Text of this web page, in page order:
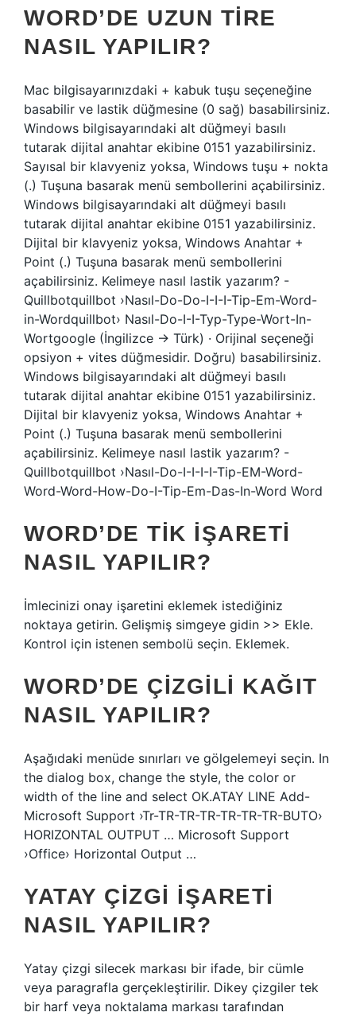
WORD’DE UZUN TIRE
NASIL YAPILIR?
Mac bilgisayarınızdaki + kabuk tuşu seçeneğine
basabilir ve lastik düğmesine (0 sağ) basabilirsiniz.
Windows bilgisayarındaki alt düğmeyi basılı
tutarak dijital anahtar ekibine 0151 yazabilirsiniz.
Sayısal bir klavyeniz yoksa, Windows tuşu + nokta
(.) Tuşuna basarak menü sembollerini açabilirsiniz.
Windows bilgisayarındaki alt düğmeyi basılı
tutarak dijital anahtar ekibine 0151 yazabilirsiniz.
Dijital bir klavyeniz yoksa, Windows Anahtar +
Point (.) Tuşuna basarak menü sembollerini
açabilirsiniz. Kelimeye nasıl lastik yazarım? -
Quillbotquillbot ›Nasıl-Do-Do-I-I-I-Tip-Em-Word-
in-Wordquillbot› Nasıl-Do-I-I-Typ-Type-Wort-In-
Wortgoogle (İngilizce → Türk) · Orijinal seçeneği
opsiyon + vites düğmesidir. Doğru) basabilirsiniz.
Windows bilgisayarındaki alt düğmeyi basılı
tutarak dijital anahtar ekibine 0151 yazabilirsiniz.
Dijital bir klavyeniz yoksa, Windows Anahtar +
Point (.) Tuşuna basarak menü sembollerini
açabilirsiniz. Kelimeye nasıl lastik yazarım? -
Quillbotquillbot ›Nasıl-Do-I-I-I-I-Tip-EM-Word-
Word-Word-How-Do-I-Tip-Em-Das-In-Word Word
WORD’DE TIK IŞARETI
NASIL YAPILIR?
İmlecinizi onay işaretini eklemek istediğiniz
noktaya getirin. Gelişmiş simgeye gidin >> Ekle.
Kontrol için istenen sembolü seçin. Eklemek.
WORD’DE ÇIZGILI KAĞIT
NASIL YAPILIR?
Aşağıdaki menüde sınırları ve gölgelemeyi seçin. In
the dialog box, change the style, the color or
width of the line and select OK.ATAY LINE Add-
Microsoft Support ›Tr-TR-TR-TR-TR-TR-TR-BUTO›
HORIZONTAL OUTPUT … Microsoft Support
›Office› Horizontal Output …
YATAY ÇIZGI IŞARETI
NASIL YAPILIR?
Yatay çizgi silecek markası bir ifade, bir cümle
veya paragrafla gerçekleştirilir. Dikey çizgiler tek
bir harf veya noktalama markası tarafından